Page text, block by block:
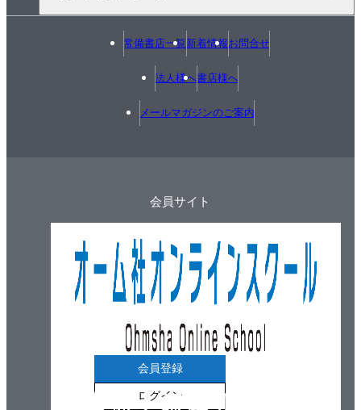
常備書店一覧新着情報お問合せ
法人様へ書店様へ
メールマガジンのご案内
会員サイト
会員登録
ログイン